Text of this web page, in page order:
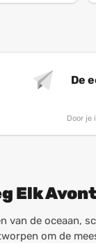
De
Door je
Elk
van de oceaan,
om de